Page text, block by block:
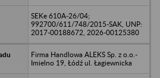
SEKe 610A-26/04;
992700/611/748/2015-SAK, UNP:
2017-00188672, 2026-00125380
Firma Handlowa ALEKS Sp. z o.o.-
Imielno 19, Łódź ul. Łagiewnicka